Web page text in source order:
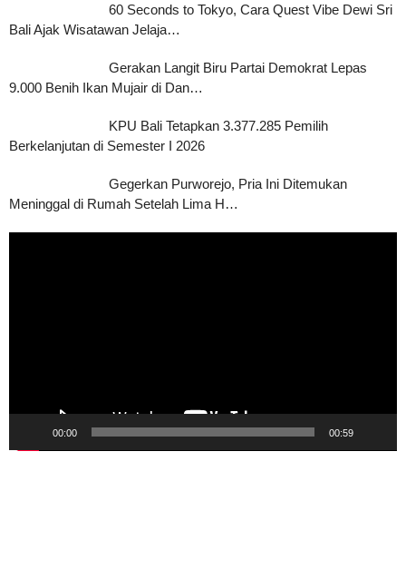
60 Seconds to Tokyo, Cara Quest Vibe Dewi Sri
Bali Ajak Wisatawan Jelaja…
Gerakan Langit Biru Partai Demokrat Lepas
9.000 Benih Ikan Mujair di Dan…
KPU Bali Tetapkan 3.377.285 Pemilih
Berkelanjutan di Semester I 2026
Gegerkan Purworejo, Pria Ini Ditemukan
Meninggal di Rumah Setelah Lima H…
00:00 00:59